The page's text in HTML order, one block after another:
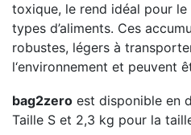
toxique, le rend idéal pour
types d’aliments. Ces
robustes, légers à
l‘environnement et peuvent
bag2zero est disponible en
Taille S et 2,3 kg pour la